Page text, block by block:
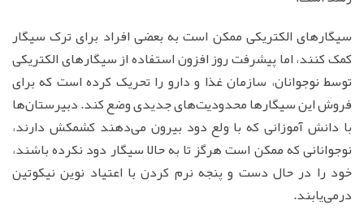
سیگارهای الکتریکی ممکن است به بعضی افراد برای ترک سیگار
کمک کنند، اما پیشرفت روز افزون استفاده از سیگارهای الکتریکی
توسط نوجوانان، سازمان غذا و دارو را تحریک کرده است که برای
فروش این سیگارها محدودیت‌های جدیدی وضع کند. دبیرستان‌ها
با دانش آموزانی که با ولع دود بیرون می‌دهند کشمکش دارند،
نوجوانانی که ممکن است هرگز تا به حالا سیگار دود نکرده باشند،
خود را در حال دست و پنجه نرم کردن با اعتیاد نوین نیکوتین
درمی‌یابند.